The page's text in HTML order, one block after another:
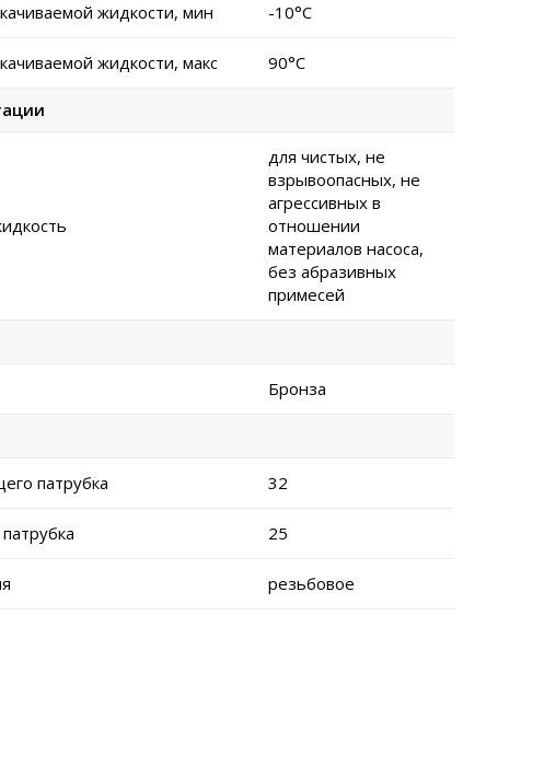
жидкости, мин -10°C
жидкости, макс 90°C
для чистых, не
взрывоопасных, не
агрессивных в
отношении
материалов насоса,
без абразивных
примесей
Бронза
патрубка 32
25
резьбовое